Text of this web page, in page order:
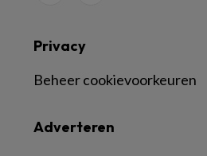
Adverteren
Privacy
Beheer cookievoorkeuren